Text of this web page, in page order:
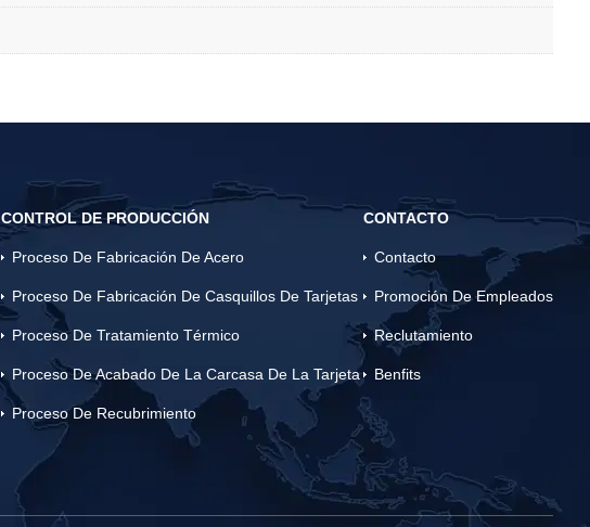
CONTROL DE PRODUCCIÓN
Proceso De Fabricación De Acero
Proceso De Fabricación De Casquillos De Tarjetas
Proceso De Tratamiento Térmico
Proceso De Acabado De La Carcasa De La Tarjeta
Proceso De Recubrimiento
CONTACTO
Contacto
Promoción De Empleados
Reclutamiento
Benfits